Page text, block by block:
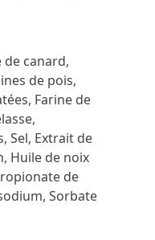
de canard,
de pois,
Farine de
Sel, Extrait de
Huile de noix
de
Sorbate